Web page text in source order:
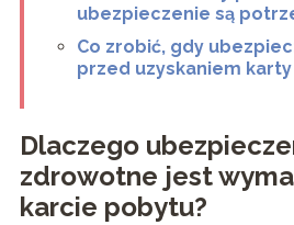
ubezpieczenie są
Co zrobić, gdy
przed uzyskaniem
Dlaczego
zdrowotne jest
karcie pobytu?